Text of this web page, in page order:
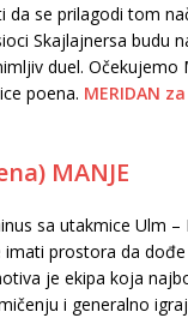
da se prilagodi tom
Skajlajnersa budu
duel. Očekujemo
poena. MERIDAN
MANJE
sa utakmice Ulm
prostora da
je ekipa koja
i generalno